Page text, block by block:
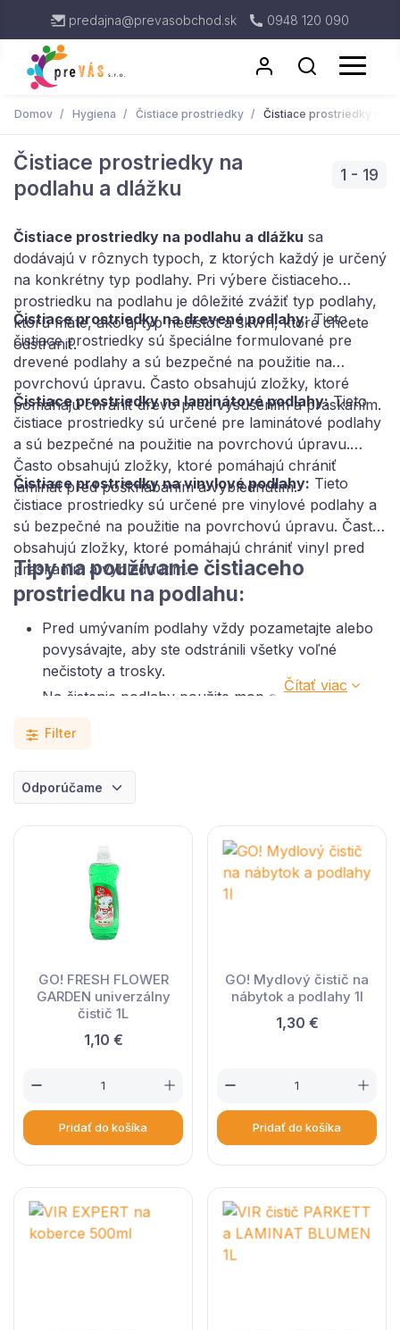
predajna@prevasobchod.sk 0948 120 090
Antigénové testy
Rukavice
Dávkovače
Toaletný Papier
Domov Hygiena Čistiace prostriedky Čistiace prostriedky na
Čistiace prostriedky na
podlahu a dlážku
1 - 19
Čistiace prostriedky na podlahu a dlážku sa
dodávajú v rôznych typoch, z ktorých každý je určený
na konkrétny typ podlahy. Pri výbere čistiaceho
prostriedku na podlahu je dôležité zvážiť typ podlahy,
ktorú máte, ako aj typ nečistôt a škvŕn, ktoré chcete
odstrániť.
Čistiace prostriedky na drevené podlahy:Tieto
čistiace prostriedky sú špeciálne formulované pre
drevené podlahy a sú bezpečné na použitie na
povrchovú úpravu. Často obsahujú zložky, ktoré
pomáhajú chrániť drevo pred vysušením a praskaním.
Čistiace prostriedky na laminátové podlahy:Tieto
čistiace prostriedky sú určené pre laminátové podlahy
a sú bezpečné na použitie na povrchovú úpravu.
Často obsahujú zložky, ktoré pomáhajú chrániť
laminát pred poškriabaním a vyblednutím.
Čistiace prostriedky na vinylové podlahy: Tieto
čistiace prostriedky sú určené pre vinylové podlahy a
sú bezpečné na použitie na povrchovú úpravu. Často
obsahujú zložky, ktoré pomáhajú chrániť vinyl pred
praskaním a vyblednutím.
Tipy na používanie čistiaceho
prostriedku na podlahu:
Pred umývaním podlahy vždy pozametajte alebo
povysávajte, aby ste odstránili všetky voľné
nečistoty a trosky.
Na čistenie podlahy použite mop a čistiaci
Filter
GO! FRESH FLOWER
GARDEN univerzálny
čistič 1L
1,10 €
Pridať do košíka
GO! Mydlový čistič na
nábytok a podlahy 1l
1,30 €
Pridať do košíka